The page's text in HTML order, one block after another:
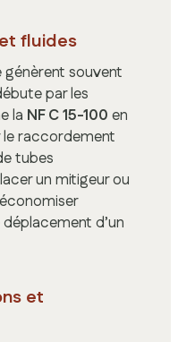
fluides
génèrent souvent
par les
la NF C 15-100 en
le raccordement
tubes
un mitigeur ou
d’un
et